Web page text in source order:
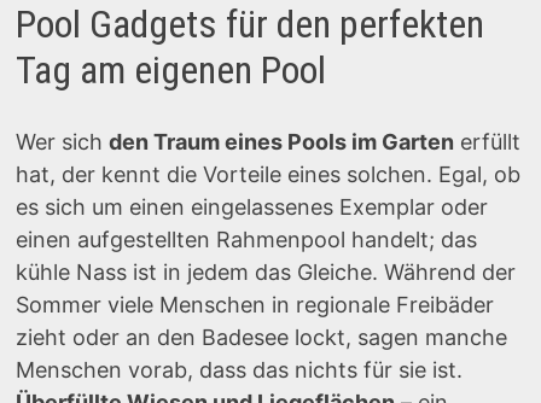
Pool Gadgets für den perfekten
Tag am eigenen Pool
Wer sich den Traum eines Pools im Garten erfüllt
hat, der kennt die Vorteile eines solchen. Egal, ob
es sich um einen eingelassenes Exemplar oder
einen aufgestellten Rahmenpool handelt; das
kühle Nass ist in jedem das Gleiche. Während der
Sommer viele Menschen in regionale Freibäder
zieht oder an den Badesee lockt, sagen manche
Menschen vorab, dass das nichts für sie ist.